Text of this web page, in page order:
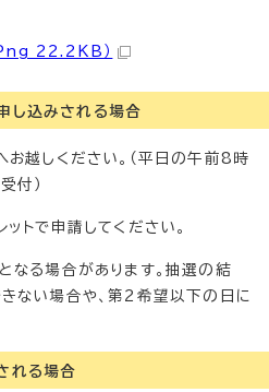
22.2KB）
し込みされる場合
越しください。（平日の午前8時
付）
トで申請してください。
なる場合があります。抽選の結
きない場合や、第2希望以下の日に
れる場合